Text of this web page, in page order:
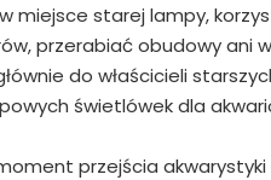
w miejsce starej lampy,
przerabiać obudowy ani
do właścicieli
świetlówek dla
przejścia akwarystyki